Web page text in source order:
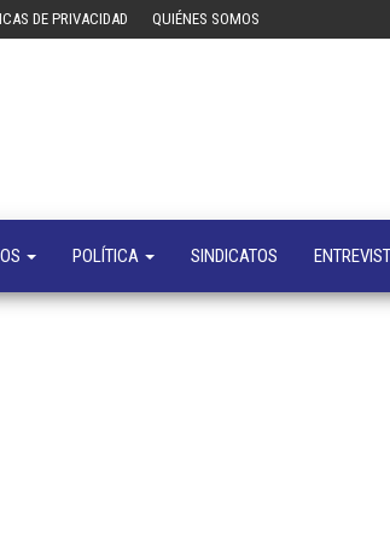
DE PRIVACIDAD QUIÉNES SOMOS
negocios
POLÍTICA SINDICATOS